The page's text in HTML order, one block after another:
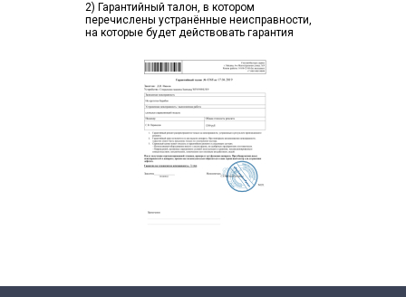
2) Гарантийный талон, в котором
перечислены устранённые неисправности,
на которые будет действовать гарантия